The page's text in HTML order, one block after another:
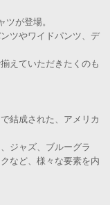
が登場。
ツやワイドパンツ、デ
えていただきたくのも
結成された、アメリカ
ジャズ、ブルーグラ
など、様々な要素を内